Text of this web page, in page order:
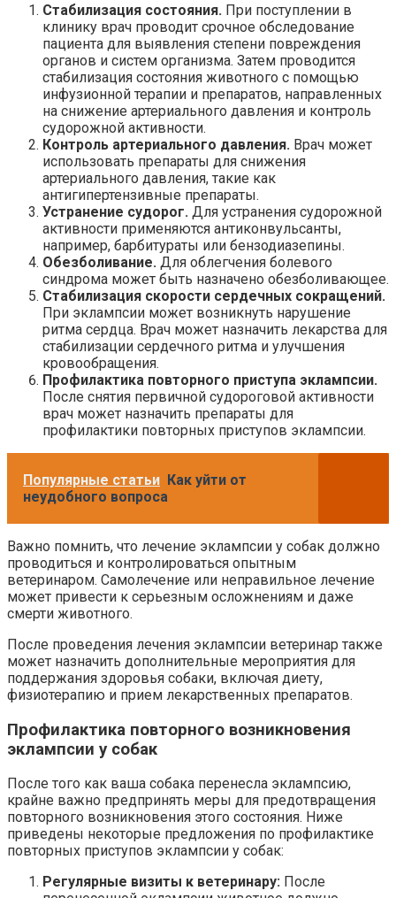
Стабилизация состояния. При поступлении в
клинику врач проводит срочное обследование
пациента для выявления степени повреждения
органов и систем организма. Затем проводится
стабилизация состояния животного с помощью
инфузионной терапии и препаратов, направленных
на снижение артериального давления и контроль
судорожной активности.
Контроль артериального давления. Врач может
использовать препараты для снижения
артериального давления, такие как
антигипертензивные препараты.
Устранение судорог. Для устранения судорожной
активности применяются антиконвульсанты,
например, барбитураты или бензодиазепины.
Обезболивание. Для облегчения болевого
синдрома может быть назначено обезболивающее.
Стабилизация скорости сердечных сокращений.
При эклампсии может возникнуть нарушение
ритма сердца. Врач может назначить лекарства для
стабилизации сердечного ритма и улучшения
кровообращения.
Профилактика повторного приступа эклампсии.
После снятия первичной судороговой активности
врач может назначить препараты для
профилактики повторных приступов эклампсии.
Популярные статьи Как уйти от
неудобного вопроса
Важно помнить, что лечение эклампсии у собак должно
проводиться и контролироваться опытным
ветеринаром. Самолечение или неправильное лечение
может привести к серьезным осложнениям и даже
смерти животного.
После проведения лечения эклампсии ветеринар также
может назначить дополнительные мероприятия для
поддержания здоровья собаки, включая диету,
физиотерапию и прием лекарственных препаратов.
Профилактика повторного возникновения
эклампсии у собак
После того как ваша собака перенесла эклампсию,
крайне важно предпринять меры для предотвращения
повторного возникновения этого состояния. Ниже
приведены некоторые предложения по профилактике
повторных приступов эклампсии у собак:
Регулярные визиты к ветеринару: После